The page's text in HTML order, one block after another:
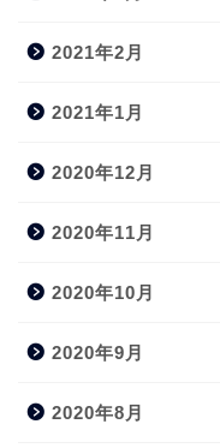
2021年2月
2021年1月
2020年12月
2020年11月
2020年10月
2020年9月
2020年8月